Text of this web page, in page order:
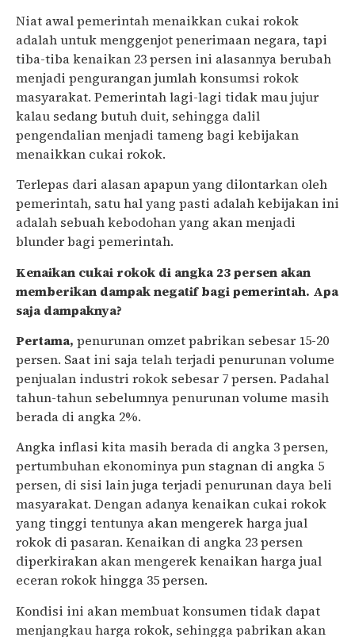
Niat awal pemerintah menaikkan cukai rokok
adalah untuk menggenjot penerimaan negara, tapi
tiba-tiba kenaikan 23 persen ini alasannya berubah
menjadi pengurangan jumlah konsumsi rokok
masyarakat. Pemerintah lagi-lagi tidak mau jujur
kalau sedang butuh duit, sehingga dalil
pengendalian menjadi tameng bagi kebijakan
menaikkan cukai rokok.
Terlepas dari alasan apapun yang dilontarkan oleh
pemerintah, satu hal yang pasti adalah kebijakan ini
adalah sebuah kebodohan yang akan menjadi
blunder bagi pemerintah.
Kenaikan cukai rokok di angka 23 persen akan
memberikan dampak negatif bagi pemerintah. Apa
saja dampaknya?
Pertama, penurunan omzet pabrikan sebesar 15-20
persen. Saat ini saja telah terjadi penurunan volume
penjualan industri rokok sebesar 7 persen. Padahal
tahun-tahun sebelumnya penurunan volume masih
berada di angka 2%.
Angka inflasi kita masih berada di angka 3 persen,
pertumbuhan ekonominya pun stagnan di angka 5
persen, di sisi lain juga terjadi penurunan daya beli
masyarakat. Dengan adanya kenaikan cukai rokok
yang tinggi tentunya akan mengerek harga jual
rokok di pasaran. Kenaikan di angka 23 persen
diperkirakan akan mengerek kenaikan harga jual
eceran rokok hingga 35 persen.
Kondisi ini akan membuat konsumen tidak dapat
menjangkau harga rokok, sehingga pabrikan akan